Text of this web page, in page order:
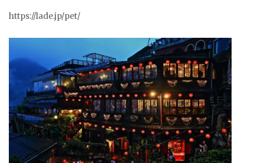
https://lade.jp/pet/